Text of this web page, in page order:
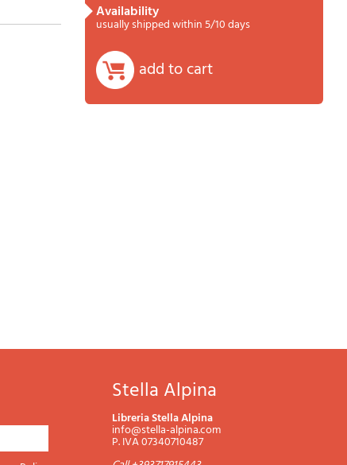
Summary
availability
usually shipped within 5/10 days
add to cart
Stella Alpina
Libreria Stella Alpina
info@stella-alpina.com
P. IVA 07340710487